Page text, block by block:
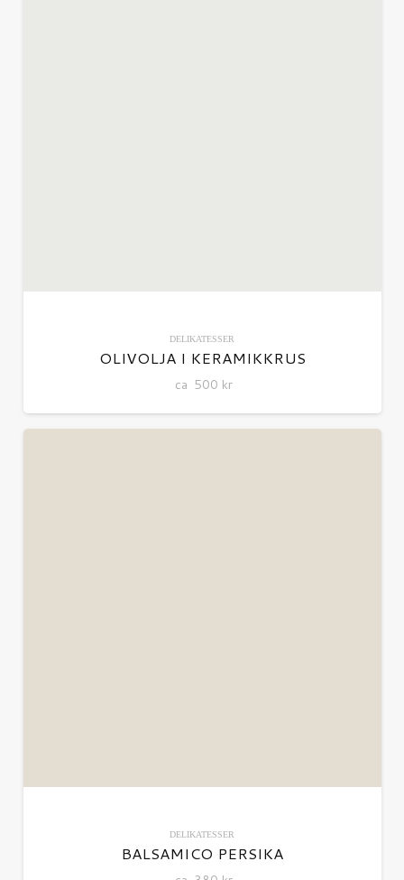
DELIKATESSER
OLIVOLJA I KERAMIKKRUS
ca 500 kr
DELIKATESSER
BALSAMICO PERSIKA